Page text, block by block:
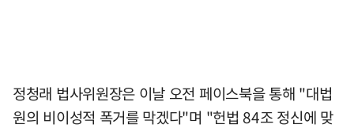
정청래 법사위원장은 이날 오전 페이스북을 통해 "대법
원의 비이성적 폭거를 막겠다"며 "헌법 84조 정신에 맞